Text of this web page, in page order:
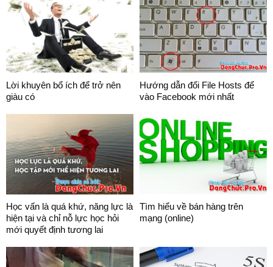
Lời khuyên bổ ích để trở nên
giàu có
Hướng dẫn đổi File Hosts để
vào Facebook mới nhất
Học vấn là quá khứ, năng lực là
hiện tại và chỉ nỗ lực học hỏi
mới quyết định tương lai
Tìm hiểu về bán hàng trên
mạng (online)